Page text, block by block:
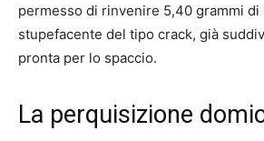
permesso di rinvenire 5,40 grammi di
stupefacente del tipo crack, già
pronta per lo spaccio.
La perquisizione